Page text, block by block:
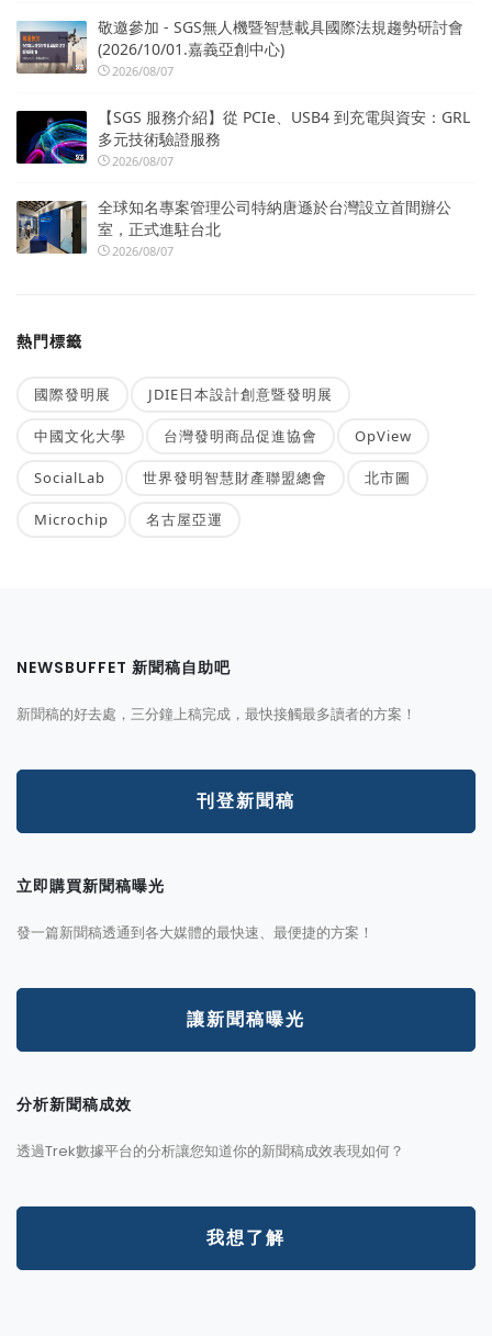
敬邀參加 - SGS無人機暨智慧載具國際法規趨勢研討會
(2026/10/01.嘉義亞創中心)
2026/08/07
【SGS 服務介紹】從 PCIe、USB4 到充電與資安：GRL
多元技術驗證服務
2026/08/07
全球知名專案管理公司特納唐遜於台灣設立首間辦公
室，正式進駐台北
2026/08/07
熱門標籤
國際發明展 JDIE日本設計創意暨發明展
中國文化大學 台灣發明商品促進協會 OpView
SocialLab 世界發明智慧財產聯盟總會 北市圖
Microchip 名古屋亞運
NEWSBUFFET 新聞稿自助吧
新聞稿的好去處，三分鐘上稿完成，最快接觸最多讀者的方案！
刊登新聞稿
立即購買新聞稿曝光
發一篇新聞稿透通到各大媒體的最快速、最便捷的方案！
讓新聞稿曝光
分析新聞稿成效
透過Trek數據平台的分析讓您知道你的新聞稿成效表現如何？
我想了解